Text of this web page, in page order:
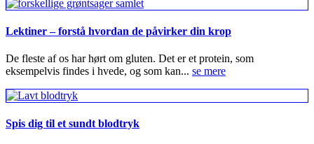
Lektiner – forstå hvordan de påvirker din krop
De fleste af os har hørt om gluten. Det er et protein, som
eksempelvis findes i hvede, og som kan... se mere
Spis dig til et sundt blodtryk